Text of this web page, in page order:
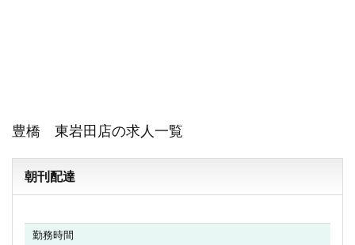
豊橋 東岩田店の求人一覧
朝刊配達
勤務時間